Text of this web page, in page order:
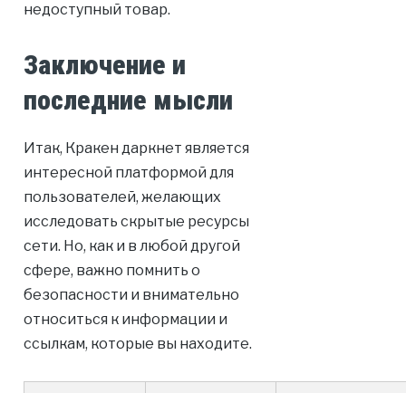
недоступный товар.
Заключение и
последние мысли
Итак, Кракен даркнет является
интересной платформой для
пользователей, желающих
исследовать скрытые ресурсы
сети. Но, как и в любой другой
сфере, важно помнить о
безопасности и внимательно
относиться к информации и
ссылкам, которые вы находите.